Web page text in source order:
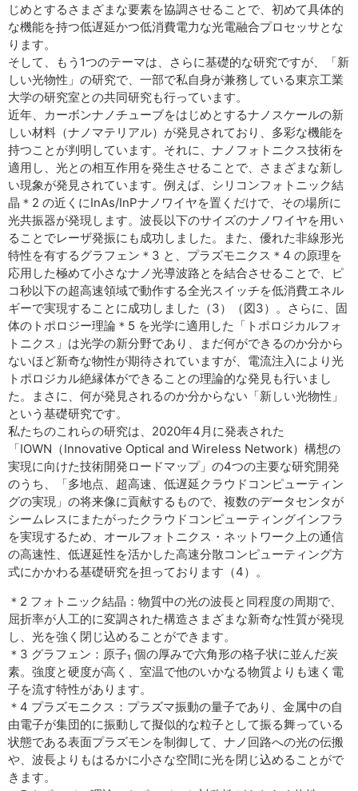
じめとするさまざまな要素を協調させることで、初めて具体的
な機能を持つ低遅延かつ低消費電力な光電融合プロセッサとな
ります。
そして、もう1つのテーマは、さらに基礎的な研究ですが、「新
しい光物性」の研究で、一部で私自身が兼務している東京工業
大学の研究室との共同研究も行っています。
近年、カーボンナノチューブをはじめとするナノスケールの新
しい材料（ナノマテリアル）が発見されており、多彩な機能を
持つことが判明しています。それに、ナノフォトニクス技術を
適用し、光との相互作用を発生させることで、さまざまな新し
い現象が発見されています。例えば、シリコンフォトニック結
晶＊2 の近くにInAs/InPナノワイヤを置くだけで、その場所に
光共振器が発現します。波長以下のサイズのナノワイヤを用い
ることでレーザ発振にも成功しました。また、優れた非線形光
特性を有するグラフェン＊3 と、プラズモニクス＊4 の原理を
応用した極めて小さなナノ光導波路とを結合させることで、ピ
コ秒以下の超高速領域で動作する全光スイッチを低消費エネル
ギーで実現することに成功しました（3）（図3）。さらに、固
体のトポロジー理論＊5 を光学に適用した「トポロジカルフォ
トニクス」は光学の新分野であり、まだ何ができるのか分から
ないほど新奇な物性が期待されていますが、電流注入により光
トポロジカル絶縁体ができることの理論的な発見も行いまし
た。まさに、何が発見されるのか分からない「新しい光物性」
という基礎研究です。
私たちのこれらの研究は、2020年4月に発表された
「IOWN（Innovative Optical and Wireless Network）構想の
実現に向けた技術開発ロードマップ」の4つの主要な研究開発
のうち、「多地点、超高速、低遅延クラウドコンピューティン
グの実現」の将来像に貢献するもので、複数のデータセンタが
シームレスにまたがったクラウドコンピューティングインフラ
を実現するため、オールフォトニクス・ネットワーク上の通信
の高速性、低遅延性を活かした高速分散コンピューティング方
式にかかわる基礎研究を担っております（4）。
＊2 フォトニック結晶：物質中の光の波長と同程度の周期で、
屈折率が人工的に変調された構造さまざまな新奇な性質が発現
し、光を強く閉じ込めることができます。
＊3 グラフェン：原子₁ 個の厚みで六角形の格子状に並んだ炭
素。強度と硬度が高く、室温で他のいかなる物質よりも速く電
子を流す特性があります。
＊4 プラズモニクス：プラズマ振動の量子であり、金属中の自
由電子が集団的に振動して擬似的な粒子として振る舞っている
状態である表面プラズモンを制御して、ナノ回路への光の伝搬
や、波長よりもはるかに小さな空間に光を閉じ込めることがで
きます。